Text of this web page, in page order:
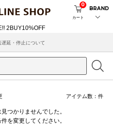
カート
0
BRAND
延・停止について
アイテム数： 件
つかりませんでした。
を変更してください。